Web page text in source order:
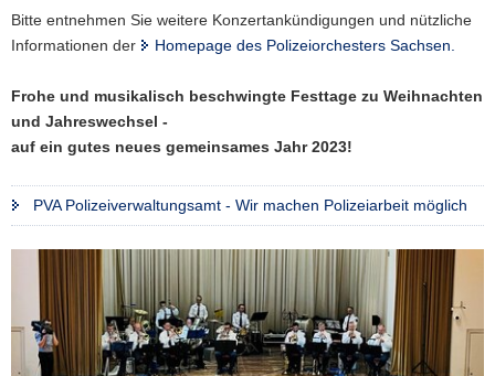
Bitte entnehmen Sie weitere Konzertankündigungen und nützliche
Informationen der
Homepage des Polizeiorchesters Sachsen.
Frohe und musikalisch beschwingte Festtage zu Weihnachten
und Jahreswechsel -
auf ein gutes neues gemeinsames Jahr 2023!
PVA Polizeiverwaltungsamt - Wir machen Polizeiarbeit möglich